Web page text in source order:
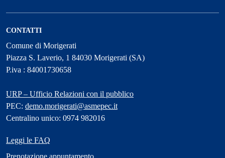
CONTATTI
Comune di Morigerati
Piazza S. Laverio, 1 84030 Morigerati (SA)
P.iva : 84001730658
URP – Ufficio Relazioni con il pubblico
PEC: demo.morigerati@asmepec.it
Centralino unico: 0974 982016
Leggi le FAQ
Prenotazione appuntamento